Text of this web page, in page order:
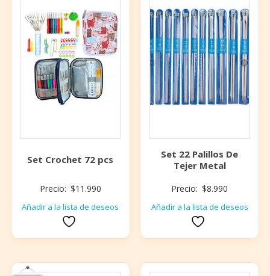
Set Crochet 72 pcs
Precio: $11.990
Añadir a la lista de deseos
Set 22 Palillos De
Tejer Metal
Precio: $8.990
Añadir a la lista de deseos